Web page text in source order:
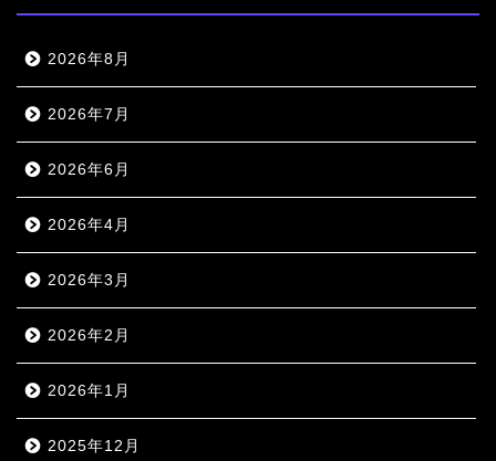
2026年8月
2026年7月
2026年6月
2026年4月
2026年3月
2026年2月
2026年1月
2025年12月